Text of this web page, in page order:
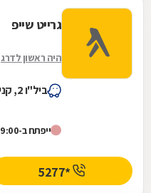
גרייט שייפ
היה ראשון לדרג
ביל"ו 2, קניון רחובות
ייפתח ב-9:00
*5277